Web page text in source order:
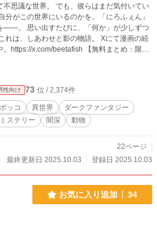
不思議な世界。 でも、彼らはまだ気付いてい
分がこの世界にいるのかを。「にろふぇん」
――。 思い出すたびに、「何か」が少しずつ
しあわせと影の物語。 Xにて漫画の続
。https://x.com/beetafish 【無料まとめ：限定
https://www.amazon.co.jp/stores/author/B0D
性向け 73 位 / 2,374件
ッコ 異世界
ダークファンタジー
ミステリー 闇深 動物
22ページ
最終更新日 2025.10.03
登録日 2025.10.03
お気に入り追加 34